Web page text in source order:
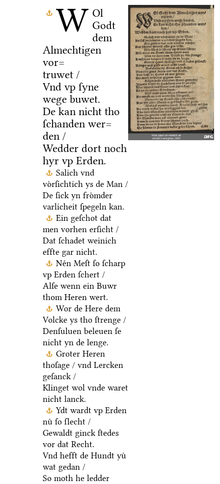
W Ol
Godt
dem
Almechtigen
vor=
truwet /
Vnd vp ſyne
wege buwet.
De kan nicht tho
ſchanden wer=
den /
Wedder dort noch
hyr vp Erden.
Salich vnd
voͤrſichtich ys de Man /
De ſick yn froͤmder
varlicheit ſpegeln kan.
Ein geſchot dat
men vorhen erſicht /
Dat ſchadet weinich
effte gar nicht.
Neͤn Meſt ſo ſcharp
vp Erden ſchert /
Alſe wenn ein Buwr
thom Heren wert.
Wor de Here dem
Volcke ys tho ſtrenge /
Denſuluen beleuen ſe
nicht yn de lenge.
Groter Heren
thoſage / vnd Lercken
geſanck /
Klinget wol vnde waret
nicht lanck.
Ydt wardt vp Erden
nuͤ ſo ſlecht /
Gewaldt ginck ſtedes
vor dat Recht.
Vnd hefft de Hundt yuͤ
wat gedan /
So moth he ledder